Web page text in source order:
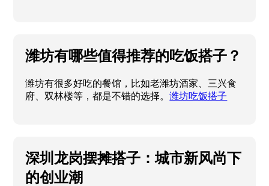
潍坊有哪些值得推荐的吃饭搭子？
潍坊有很多好吃的餐馆，比如老潍坊酒家、三兴食
府、双林楼等，都是不错的选择。潍坊吃饭搭子
深圳龙岗摆摊搭子：城市新风尚下
的创业潮